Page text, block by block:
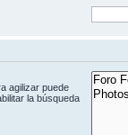
agilizar puede
la búsqueda